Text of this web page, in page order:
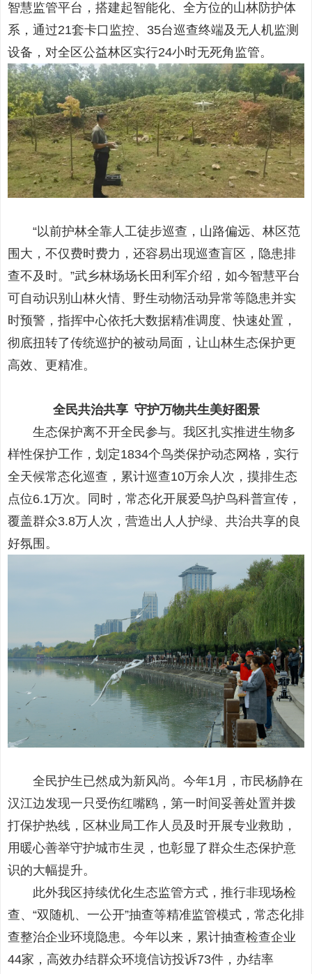
智慧监管平台，搭建起智能化、全方位的山林防护体
系，通过21套卡口监控、35台巡查终端及无人机监测
设备，对全区公益林区实行24小时无死角监管。
“以前护林全靠人工徒步巡查，山路偏远、林区范
围大，不仅费时费力，还容易出现巡查盲区，隐患排
查不及时。”武乡林场场长田利军介绍，如今智慧平台
可自动识别山林火情、野生动物活动异常等隐患并实
时预警，指挥中心依托大数据精准调度、快速处置，
彻底扭转了传统巡护的被动局面，让山林生态保护更
高效、更精准。
全民共治共享 守护万物共生美好图景
生态保护离不开全民参与。我区扎实推进生物多
样性保护工作，划定1834个鸟类保护动态网格，实行
全天候常态化巡查，累计巡查10万余人次，摸排生态
点位6.1万次。同时，常态化开展爱鸟护鸟科普宣传，
覆盖群众3.8万人次，营造出人人护绿、共治共享的良
好氛围。
全民护生已然成为新风尚。今年1月，市民杨静在
汉江边发现一只受伤红嘴鸥，第一时间妥善处置并拨
打保护热线，区林业局工作人员及时开展专业救助，
用暖心善举守护城市生灵，也彰显了群众生态保护意
识的大幅提升。
此外我区持续优化生态监管方式，推行非现场检
查、“双随机、一公开”抽查等精准监管模式，常态化排
查整治企业环境隐患。今年以来，累计抽查检查企业
44家，高效办结群众环境信访投诉73件，办结率